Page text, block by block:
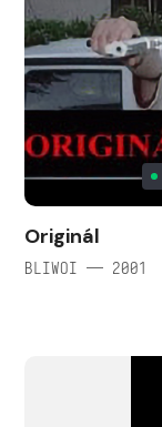
Originál
BLIWOI — 2001